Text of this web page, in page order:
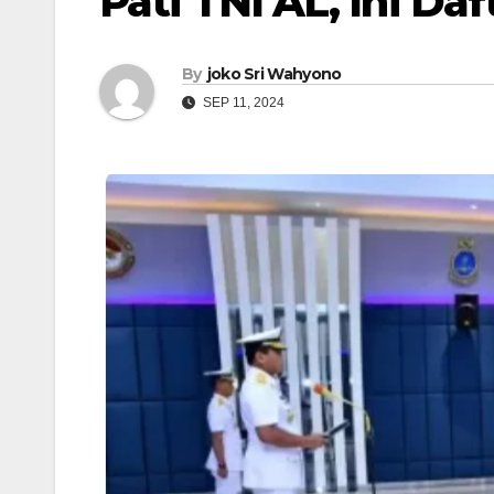
By joko Sri Wahyono
SEP 11, 2024